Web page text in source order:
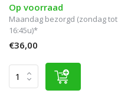
Op voorraad
Maandag bezorgd (zondag tot
16:45u)*
€36,00